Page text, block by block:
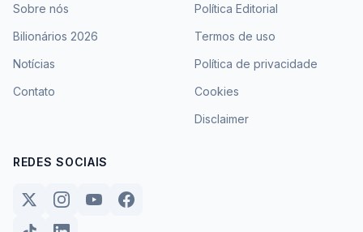
Sobre nós
Bilionários 2026
Notícias
Contato
Política Editorial
Termos de uso
Política de privacidade
Cookies
Disclaimer
REDES SOCIAIS